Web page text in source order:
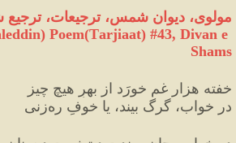
مولوی، ديوان شمس، ترجیعات،
Poem(Tarjiaat) #43, Divan e
Shams
خفته هزار غم خورَد از بهرِ هیچ چیز
در خواب، گرگ بیند، یا خوفِ ره‌زنی